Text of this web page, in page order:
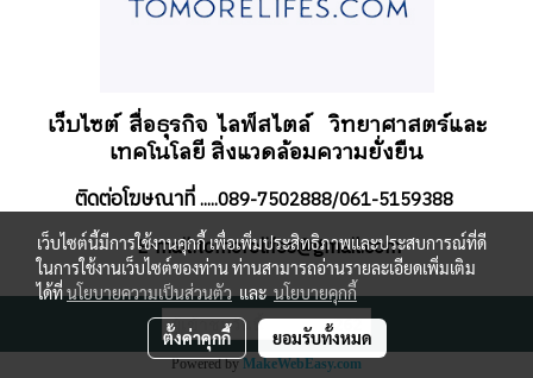
เว็บไซต์ สื่อธุรกิจไลฟ์สไตล์ วิทยาศาสตร์และ
เทคโนโลยี สิ่งแวดล้อมความยั่งยืน
ติดต่อโฆษณาที่.....089-7502888/061-5159388
E-mail:tomorelifes@gmail.com
ผู้เข้าชมวันนี้ 262
Powered byMakeWebEasy.com
เว็บไซต์นี้มีการใช้งานคุกกี้ เพื่อเพิ่มประสิทธิภาพและประสบการณ์ที่ดี
ในการใช้งานเว็บไซต์ของท่าน ท่านสามารถอ่านรายละเอียดเพิ่มเติม
ได้ที่นโยบายความเป็นส่วนตัวและนโยบายคุกกี้
ตั้งค่าคุกกี้ ยอมรับทั้งหมด